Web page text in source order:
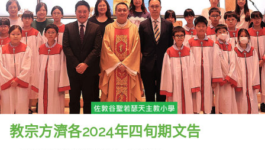
教宗方濟各2024年四旬期文告